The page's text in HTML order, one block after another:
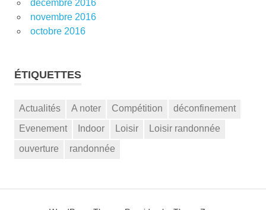
décembre 2016
novembre 2016
octobre 2016
ÉTIQUETTES
Actualités A noter Compétition
déconfinement
Evenement
Indoor Loisir
Loisir randonnée
ouverture
randonnée